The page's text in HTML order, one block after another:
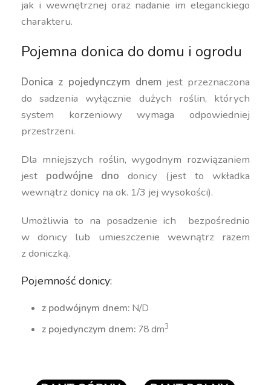
jak i wewnętrznej oraz nadanie im eleganckiego
charakteru.
Pojemna donica do domu i ogrodu
Donica z pojedynczym dnemjest przeznaczona
do sadzenia wyłącznie dużych roślin, których
system korzeniowy wymaga odpowiedniej
przestrzeni.
Dla mniejszych roślin, wygodnym rozwiązaniem
jest podwójne dno donicy (jest to wkładka
wewnątrz donicy na ok. 1/3 jej wysokości).
Umożliwia to na posadzenie ich bezpośrednio
w donicy lub umieszczenie wewnątrz razem
z doniczką.
Pojemność donicy:
z podwójnym dnem: N/D
z pojedynczym dnem: 78 dm3